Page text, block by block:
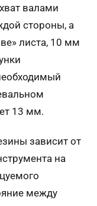
валами
стороны, а
листа, 10 мм
13 мм.
зависит от
на
между